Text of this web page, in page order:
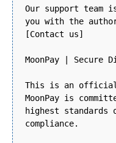
Our support team
you with the
[Contact us]
MoonPay |
This is an official
MoonPay is
highest
compliance.